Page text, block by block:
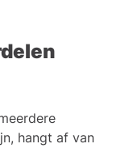
hangt af van